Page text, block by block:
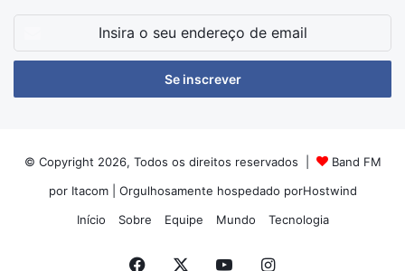
seu
de
© Copyright 2026, Todos os direitos reservados |
Band FM
por Itacom| Orgulhosamente hospedado porHostwind
Início
Sobre Equipe Mundo Tecnologia
Facebook YouTubeInstagram